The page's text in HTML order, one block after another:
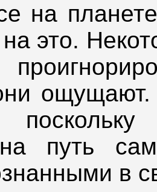
это.
ощущают.
путь
в